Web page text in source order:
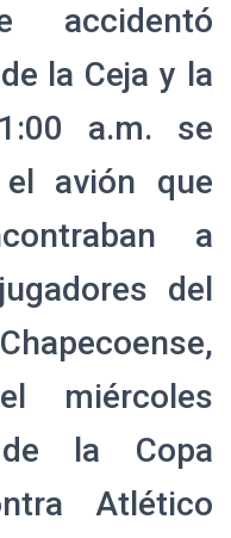
accidentó
la Ceja y la
a.m. se
avión que
a
del
miércoles
la Copa
Atlético